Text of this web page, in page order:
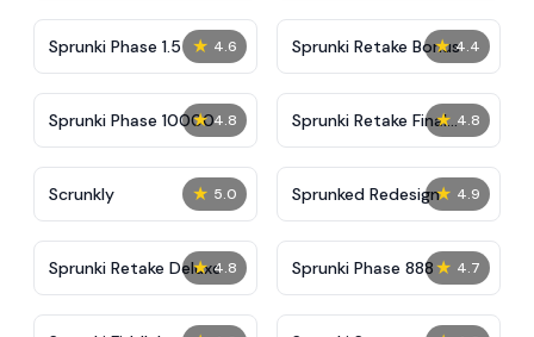
★ 4.6
Sprunki Phase 1.5 ★ 4.4
Sprunki Retake Bonus
★ 4.8
Sprunki Phase 10000 ★ 4.8
Sprunki Retake Final
Update
★ 5.0
Scrunkly ★ 4.9
Sprunked Redesign
★ 4.8
Sprunki Retake Deluxe ★ 4.7
Sprunki Phase 888